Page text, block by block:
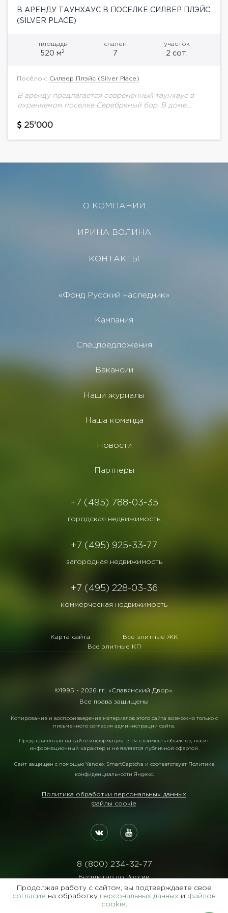
В АРЕНДУ ТАУНХАУС В ПОСЕЛКЕ СИЛВЕР ПЛЭЙС
(SILVER PLACE)
площадь
520 м2
спален
7
участок
2 сот.
Посёлок: Силвер Плэйс (Silver Place)
В аренду предлагается современный таунхаус в
охраняемом поселке Серебряный бор. В доме
планировка: 7 спален, 2 кабинета, квартира для
25'000
О КОМПАНИИ
ИРИНА ВОЛИНА
КОНТАКТЫ
«Фонд Русский наследник»
Кампания
Спецпредложения
Вакансии
Наши журналы
Наша команда
Новости
Партнеры
+7 (495) 788-03-35
городская недвижимость
+7 (495) 925-33-77
загородная недвижимость
+7 (495) 228-03-36
коммерческая недвижимость
Карта сайта
Все элитные ЖК
Все элитные КП
©1995 - 2026 гг. «Славянский Двор».
Все права защищены
Копирование и воспроизведение материалов этого сайта возможно только с
письменного согласия администрации сайта.
Представленная на сайте информация, в т.ч. стоимость объектов, носит
информационный характер и не является публичной офертой.
Сайт защищен с помощью Yandex SmartCaptcha и соответствует Политике
конфиденциальности Яндекс.
Политика обработки персональных данных
Файлы cookie
8 (800) 234-32-77
Бесплатно по России
Реквизиты:
ООО Агентство "Славянский Двор"
Продолжая работу с сайтом, вы подтверждаете свое
согласие на обработку персональных данных и файлов
cookie.